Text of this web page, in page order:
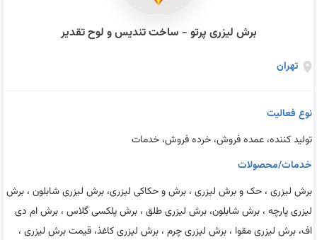
برش لیزری پرتو - ساخت تندیس و لوح تقدیر
تهران
نوع فعالیت
تولید کننده، عمده فروش، خرده فروش، خدمات
خدمات/محصولات
برش لیزری ، حک و برش لیزری ، برش و حکاکی لیزری، برش لیزری شابلون ، برش
لیزری پارچه ، برش شابلون، برش لیزری طلق ، برش پلکسی گلاس ، برش ام دی
اف، برش لیزری مقوا ، برش لیزری چرم ، برش لیزری کاغذ، قیمت برش لیزری ،